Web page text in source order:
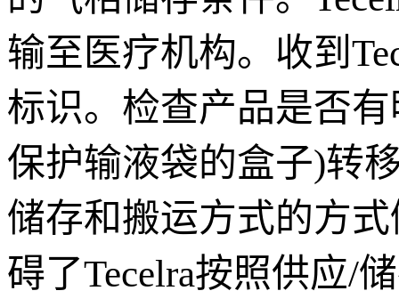
输至医疗机构。收到
标识。检查产品是否
保护输液袋的盒子)转
储存和搬运方式的方
碍了Tecelra按照供应/